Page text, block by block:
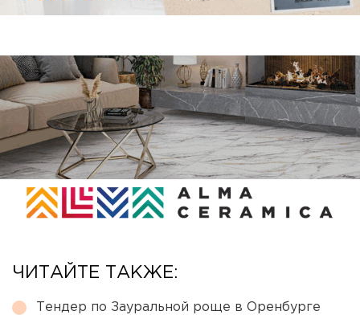
ЧИТАЙТЕ ТАКЖЕ:
Тендер по Зауральной роще в Оренбурге